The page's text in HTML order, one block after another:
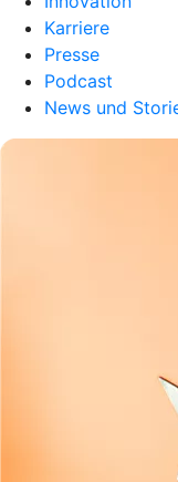
Karriere
Presse
Podcast
News und